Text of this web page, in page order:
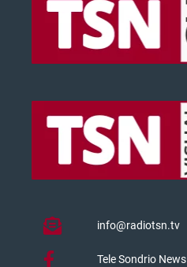
info@radiotsn.tv
Tele Sondrio News